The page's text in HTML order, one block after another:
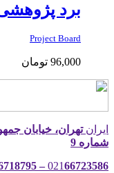
برد
Project Board
96,000 تومان
ایرانتهران، خیابان
شماره 9
02166723586 – 66718795 – 66718717